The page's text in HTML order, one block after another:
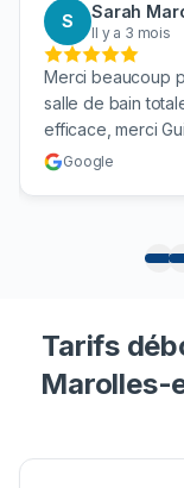
S Sarah
Il y a 3 mois
Merci beaucoup
salle de bain
efficace, merci
Google
Tarifs
Marolles-